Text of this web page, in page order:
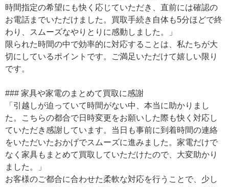
時間指定の希望にも快く応じていただき、直前には確認の
お電話までいただけました。買取手続き自体も5分ほどで終
わり、スムーズなやりとりに感動しました。」
限られた時間の中で効率的に対応することは、私たちが大
切にしているポイントです。ご満足いただけて嬉しい限り
です。
### 家具や家電のまとめて買取に感謝
「引越しが迫っていて時間がない中、本当に助かりまし
た。こちらの都合で日時変更をお願いした際も快く対応し
ていただき感謝しています。当日も事前に到着時間の連絡
をいただいたおかげでスムーズに進みました。家電だけで
なく家具もまとめて買取していただけたので、大変助かり
ました。」
お客様のご都合に合わせた柔軟な対応を行うことで、少し